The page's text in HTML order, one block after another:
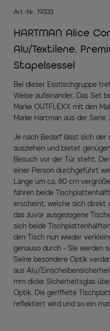
Art.-Nr. 19333
HARTMAN Alice
Alu/Textilene,
Stapelsessel
Bei dieser Esstischgruppe
Weise aufeinander. Das Set
Marke OUTFLEXX mit den
Marke Hartman aus der Serie
Je nach Bedarf lässt sich der
ausziehen und bietet
Besuch vor der Tür steht.
einer Person durchgeführt
Länge um ca. 80 cm
fahren beide
erscheint, welche sich direkt
das zuvor ausgezogene
sich beide
den Tisch nun wieder
genauso durch - Sie werden
Seine besondere Optik
aus Alu/
mm dicke Sicherheitsglas
Optik. Die geriffelte
reflektiert wird und so ein
der Glasplatte sorgt für die
Aluminiumgestell ist so